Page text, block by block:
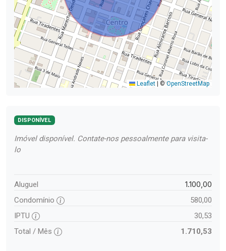
Leaflet | ©OpenStreetMap
DISPONÍVEL
Imóvel disponível. Contate-nos pessoalmente para visita-
lo
Aluguel 1.100,00
Condomínio
580,00
IPTU
30,53
Total / Mês
1.710,53